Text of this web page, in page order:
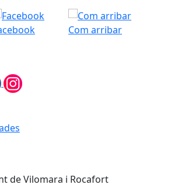
Com arribar
de Vilomara i Rocafort